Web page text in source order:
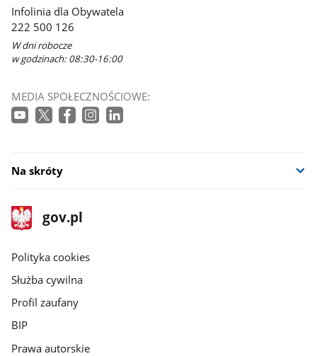
Infolinia dla Obywatela
222 500 126
W dni robocze
w godzinach: 08:30-16:00
MEDIA SPOŁECZNOŚCIOWE:
Na skróty
stopka
gov.pl
Strona
gov.pl
gov.pl
Polityka cookies
Służba cywilna
Profil zaufany
BIP
Prawa autorskie